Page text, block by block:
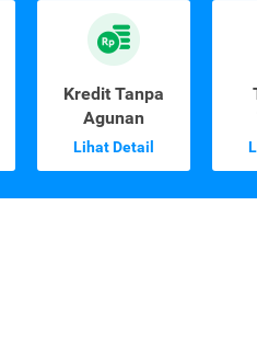
Kredit Tanpa
Agunan
Lihat Detail